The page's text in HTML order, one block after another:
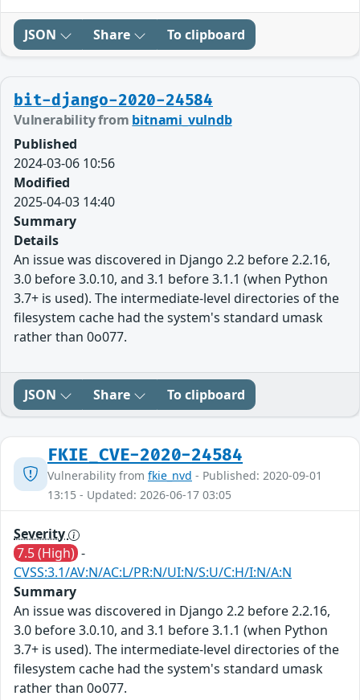
JSON Share To clipboard
bit-django-2020-24584
Vulnerability from bitnami_vulndb
Published
2024-03-06 10:56
Modified
2025-04-03 14:40
Summary
Details
An issue was discovered in Django 2.2 before 2.2.16,
3.0 before 3.0.10, and 3.1 before 3.1.1 (when Python
3.7+ is used). The intermediate-level directories of the
filesystem cache had the system's standard umask
rather than 0o077.
JSON Share To clipboard
FKIE_CVE-2020-24584
Vulnerability from fkie_nvd - Published: 2020-09-01
13:15 - Updated: 2026-06-17 03:05
Severity
7.5 (High) -
CVSS:3.1/AV:N/AC:L/PR:N/UI:N/S:U/C:H/I:N/A:N
Summary
An issue was discovered in Django 2.2 before 2.2.16,
3.0 before 3.0.10, and 3.1 before 3.1.1 (when Python
3.7+ is used). The intermediate-level directories of the
filesystem cache had the system's standard umask
rather than 0o077.